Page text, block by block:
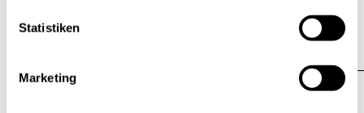
Statistiken
Marketing
29. Juni 2026